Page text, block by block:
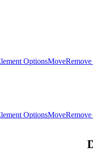
OptionsMove
OptionsMove